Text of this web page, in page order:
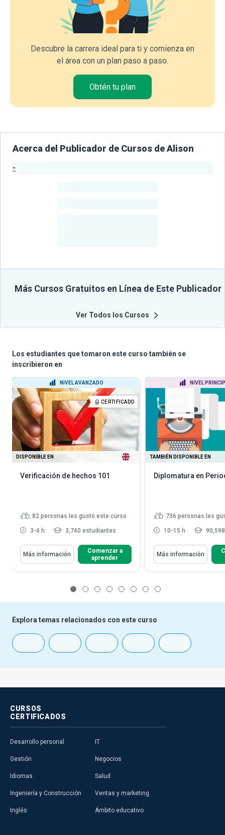
Descubre la carrera ideal para ti y comienza en
el área con un plan paso a paso.
Obtén tu plan
Acerca del Publicador de Cursos de Alison
-
Más Cursos Gratuitos en Línea de Este Publicador
Ver Todos los Cursos
Los estudiantes que tomaron este curso también se
inscribieron en
NIVEL AVANZADO
CERTIFICADO
DISPONIBLE EN
Verificación de hechos 101
82 personas les gustó este curso
3-4 h 3,740 estudiantes
Más información
Comenzar a
aprender
NIVEL
TAMBIÉN DISPONIBLE EN
Diplomatura en
736 personas les
10-15 h
Más información
Explora temas relacionados con este curso
CURSOS
CERTIFICADOS
Desarrollo personal
Gestión
Idiomas
Ingeniería y Construcción
Inglés
IT
Negocios
Salud
Ventas y marketing
Ámbito educativo